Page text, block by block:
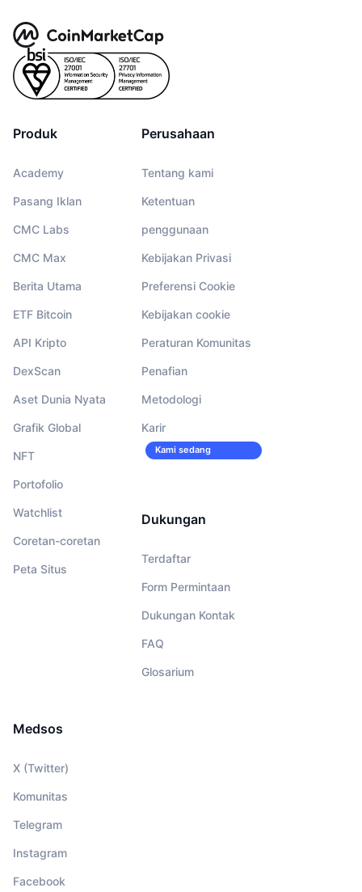
Produk
Academy
Pasang Iklan
CMC Labs
CMC Max
Berita Utama
ETF Bitcoin
API Kripto
DexScan
Aset Dunia Nyata
Grafik Global
NFT
Portofolio
Watchlist
Coretan-coretan
Peta Situs
Perusahaan
Tentang kami
Ketentuan
penggunaan
Kebijakan Privasi
Preferensi Cookie
Kebijakan cookie
Peraturan Komunitas
Penafian
Metodologi
Karir
Kami sedang
merekrut!
Dukungan
Terdaftar
Form Permintaan
Dukungan Kontak
FAQ
Glosarium
Medsos
X (Twitter)
Komunitas
Telegram
Instagram
Facebook